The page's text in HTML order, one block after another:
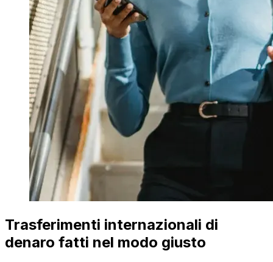
Trasferimenti internazionali di
denaro fatti nel modo giusto